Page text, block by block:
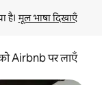
है। मूल भाषा दिखाएँ
Airbnb पर लाएँ